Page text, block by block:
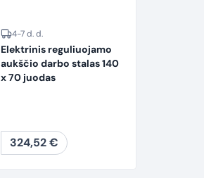
4-7 d. d.
Elektrinis reguliuojamo
aukščio darbo stalas 140
x 70 juodas
324,52€